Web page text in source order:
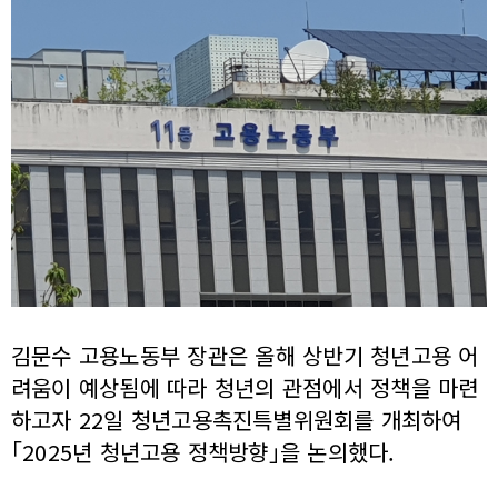
김문수 고용노동부 장관은 올해 상반기 청년고용 어
려움이 예상됨에 따라 청년의 관점에서 정책을 마련
하고자 22일 청년고용촉진특별위원회를 개최하여
｢2025년 청년고용 정책방향｣을 논의했다.